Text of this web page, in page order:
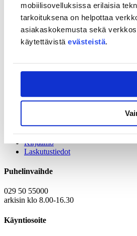
mobiilisovelluksissa erilaisia
tarkoituksena on helpottaa
asiakaskokemusta sekä
käytettävistä evästeistä.
laadukasta potilashoitoa, tehokkuutta ja
ennaltaehkäisevään hoitoon. Lisäksi ne
haasteita, kuten nousevia
väestöä ja työvoimapulaa.
Tilaisuuden kielenä on englanti, lisätietoja
englanninkielisiltä sivuilta.
Yhteystiedot
Kirjaamo
Laskutustiedot
Puhelinvaihde
029 50 55000
arkisin klo 8.00-16.30
Käyntiosoite